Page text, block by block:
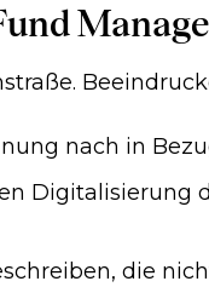
nach in
die